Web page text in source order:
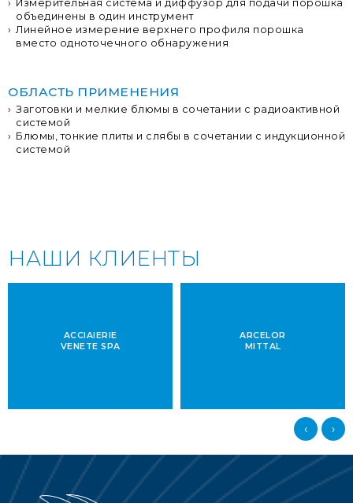
Измерительная система и диффузор для подачи порошка
объединены в один инструмент
Линейное измерение верхнего профиля порошка
вместо одноточечного обнаружения
ОБЛАСТЬ ПРИМЕНЕНИЯ
Заготовки и мелкие блюмы в сочетании с радиоактивной
системой
Блюмы, тонкие плиты и слябы в сочетании с индукционной
системой
НАШИ КЛИЕНТЫ
ACCIAIERIE
VENETE SPA
ARCELOR
MITTAL
‹ ›